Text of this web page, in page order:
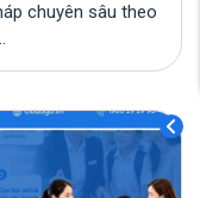
chuyên sâu theo